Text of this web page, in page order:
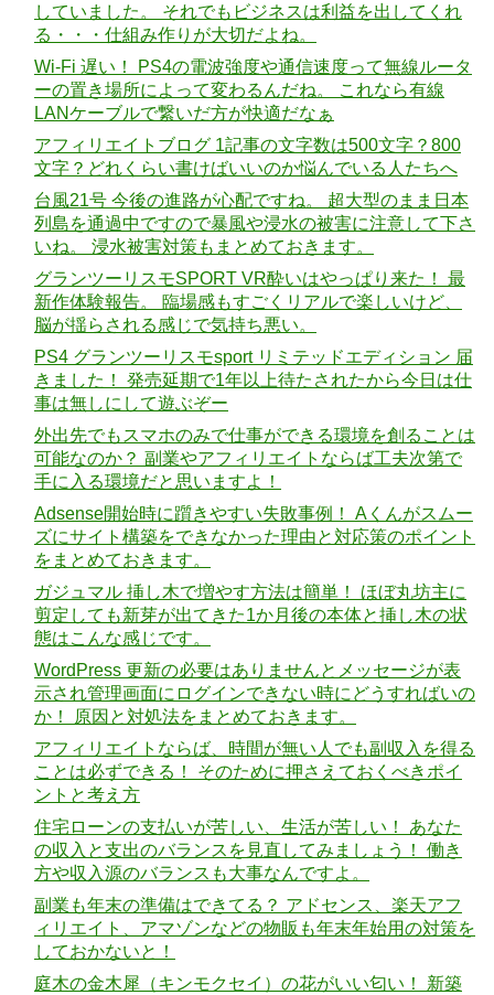
していました。 それでもビジネスは利益を出してくれ
る・・・仕組み作りが大切だよね。
Wi-Fi 遅い！ PS4の電波強度や通信速度って無線ルータ
ーの置き場所によって変わるんだね。 これなら有線
LANケーブルで繋いだ方が快適だなぁ
アフィリエイトブログ 1記事の文字数は500文字？800
文字？どれくらい書けばいいのか悩んでいる人たちへ
台風21号 今後の進路が心配ですね。 超大型のまま日本
列島を通過中ですので暴風や浸水の被害に注意して下さ
いね。 浸水被害対策もまとめておきます。
グランツーリスモSPORT VR酔いはやっぱり来た！ 最
新作体験報告。 臨場感もすごくリアルで楽しいけど、
脳が揺らされる感じで気持ち悪い。
PS4 グランツーリスモsport リミテッドエディション 届
きました！ 発売延期で1年以上待たされたから今日は仕
事は無しにして遊ぶぞー
外出先でもスマホのみで仕事ができる環境を創ることは
可能なのか？ 副業やアフィリエイトならば工夫次第で
手に入る環境だと思いますよ！
Adsense開始時に躓きやすい失敗事例！ Aくんがスムー
ズにサイト構築をできなかった理由と対応策のポイント
をまとめておきます。
ガジュマル 挿し木で増やす方法は簡単！ ほぼ丸坊主に
剪定しても新芽が出てきた1か月後の本体と挿し木の状
態はこんな感じです。
WordPress 更新の必要はありませんとメッセージが表
示され管理画面にログインできない時にどうすればいの
か！ 原因と対処法をまとめておきます。
アフィリエイトならば、時間が無い人でも副収入を得る
ことは必ずできる！ そのために押さえておくべきポイ
ントと考え方
住宅ローンの支払いが苦しい、生活が苦しい！ あなた
の収入と支出のバランスを見直してみましょう！ 働き
方や収入源のバランスも大事なんですよ。
副業も年末の準備はできてる？ アドセンス、楽天アフ
ィリエイト、アマゾンなどの物販も年末年始用の対策を
しておかないと！
庭木の金木犀（キンモクセイ）の花がいい匂い！ 新築